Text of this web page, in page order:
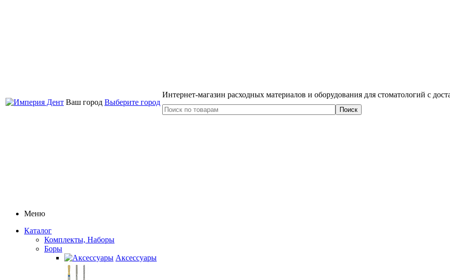
Ваш город Выберите город
Интернет-магазин расходных материалов и оборудования для стоматологий с
Меню
Каталог
Комплекты, Наборы
Боры
Аксессуары